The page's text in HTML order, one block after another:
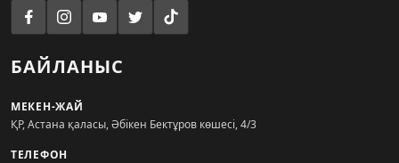
БАЙЛАНЫС
МЕКЕН-ЖАЙ
ҚР, Астана қаласы, Әбікен Бектұров көшесі, 4/3
ТЕЛЕФОН